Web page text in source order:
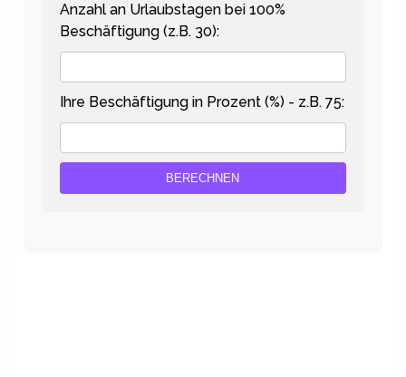
Anzahl an Urlaubstagen bei 100%
Beschäftigung (z.B. 30):
Ihre Beschäftigung in Prozent (%) - z.B. 75:
BERECHNEN